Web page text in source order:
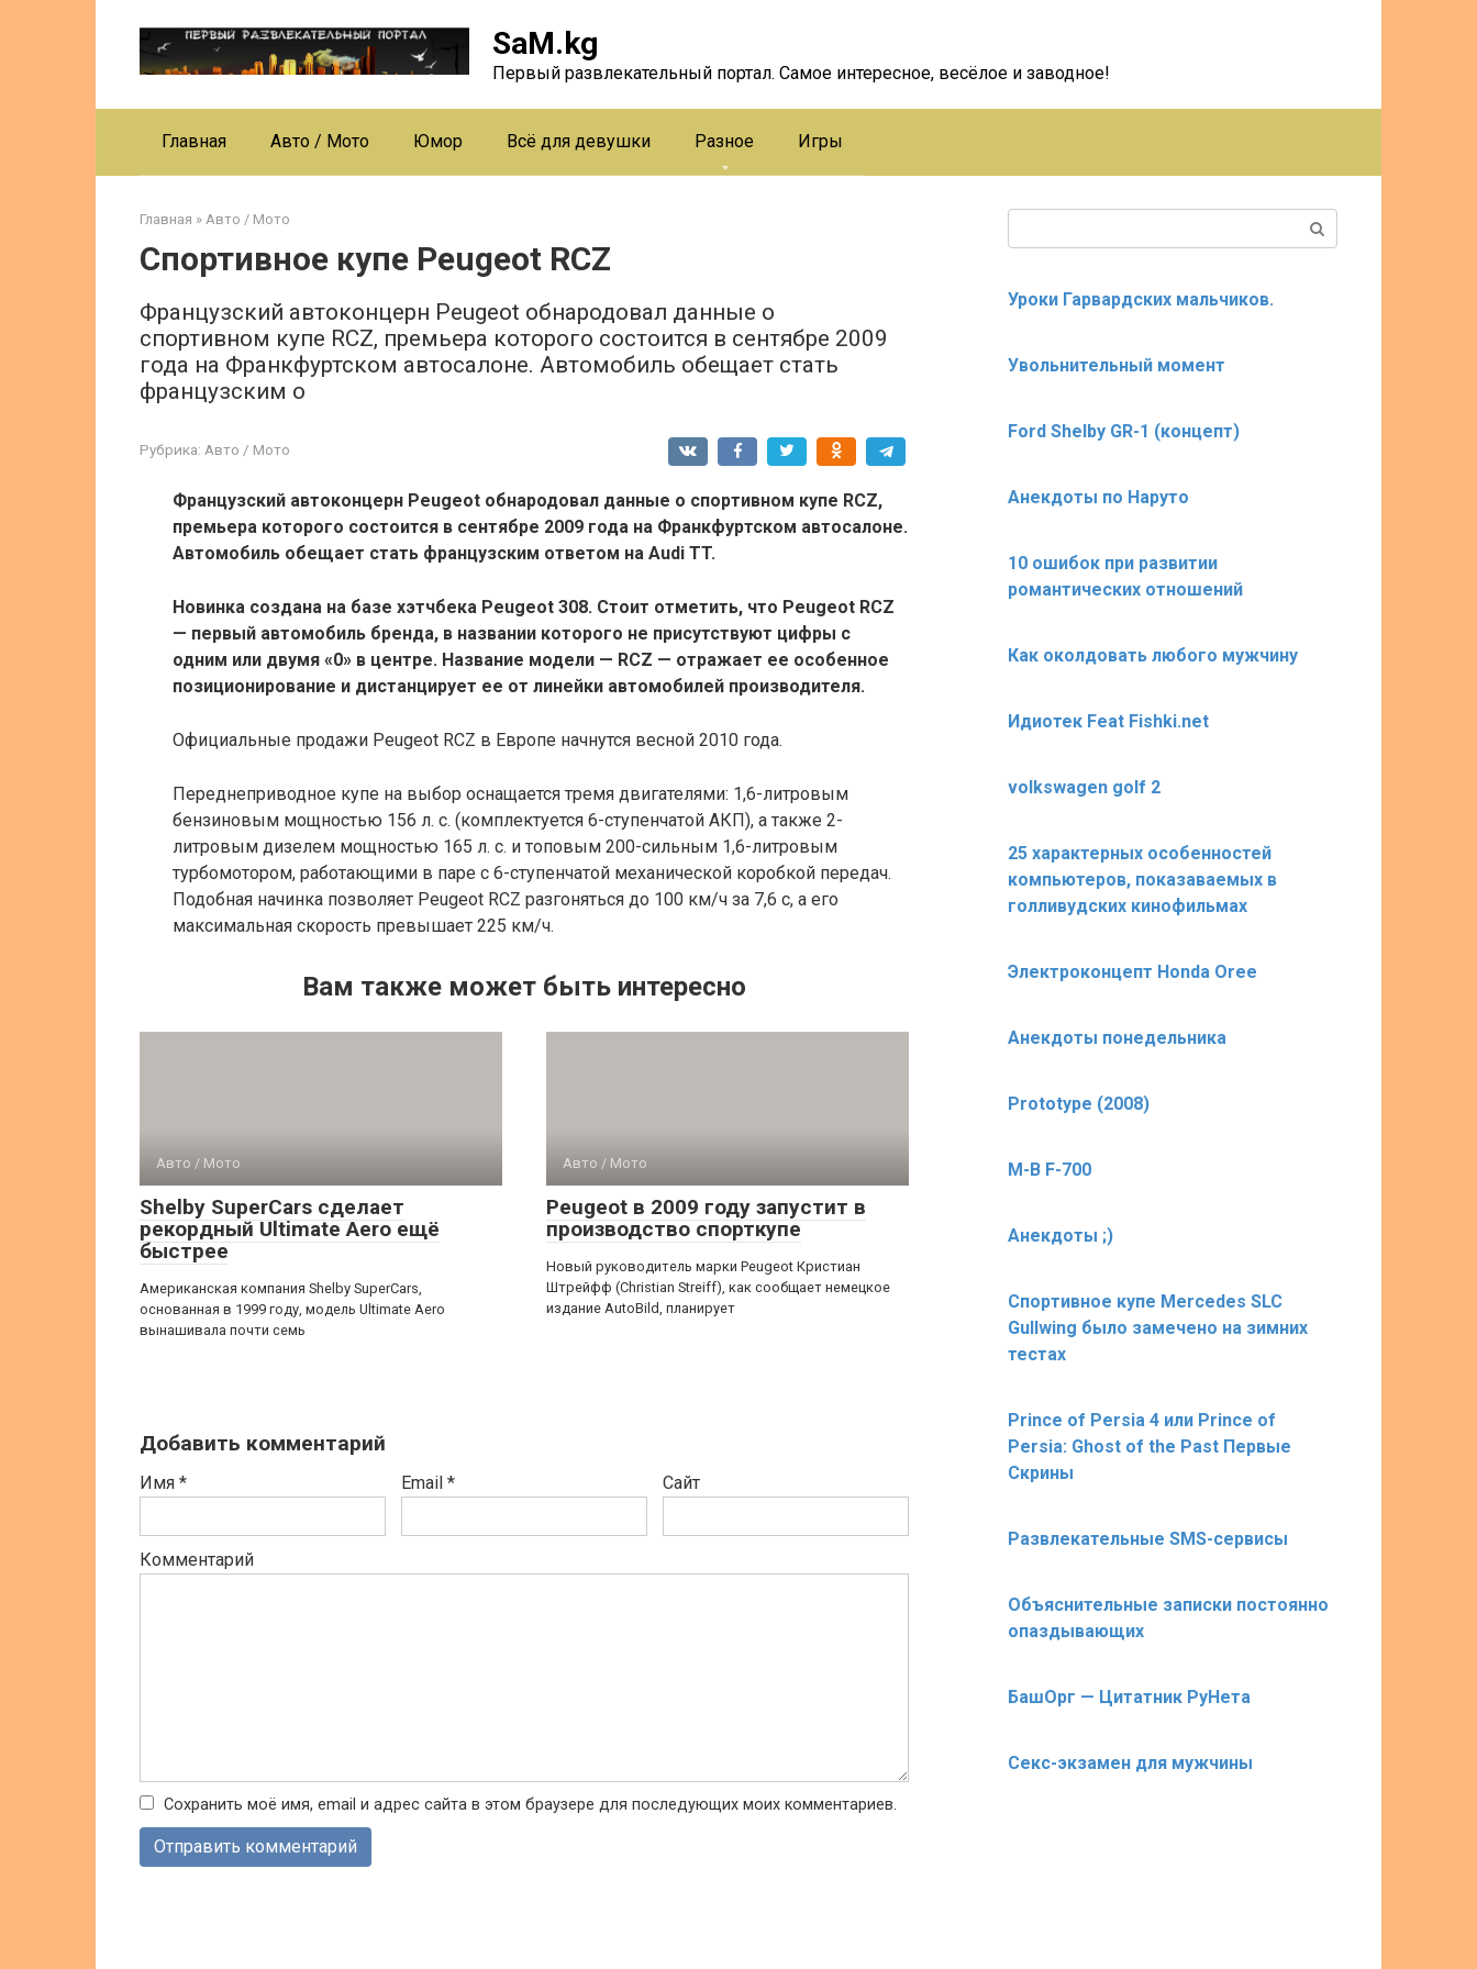
SaM.kg
Первый развлекательный портал. Самое интересное, весёлое и заводное!
Главная Авто / Мото Юмор Всё для девушки Разное Игры
Главная » Авто / Мото
Спортивное купе Peugeot RCZ
Французский автоконцерн Peugeot обнародовал данные о
спортивном купе RCZ, премьера которого состоится в сентябре 2009
года на Франкфуртском автосалоне. Автомобиль обещает стать
французским о
Рубрика: Авто / Мото
Французский автоконцерн Peugeot обнародовал данные о спортивном купе RCZ,
премьера которого состоится в сентябре 2009 года на Франкфуртском автосалоне.
Автомобиль обещает стать французским ответом на Audi TT.
Новинка создана на базе хэтчбека Peugeot 308. Стоит отметить, что Peugeot RCZ
— первый автомобиль бренда, в названии которого не присутствуют цифры с
одним или двумя «0» в центре. Название модели — RCZ — отражает ее особенное
позиционирование и дистанцирует ее от линейки автомобилей производителя.
Официальные продажи Peugeot RCZ в Европе начнутся весной 2010 года.
Переднеприводное купе на выбор оснащается тремя двигателями: 1,6-литровым
бензиновым мощностью 156 л. с. (комплектуется 6-ступенчатой АКП), а также 2-
литровым дизелем мощностью 165 л. с. и топовым 200-сильным 1,6-литровым
турбомотором, работающими в паре с 6-ступенчатой механической коробкой передач.
Подобная начинка позволяет Peugeot RCZ разгоняться до 100 км/ч за 7,6 с, а его
максимальная скорость превышает 225 км/ч.
Вам также может быть интересно
Авто / Мото
Shelby SuperCars сделает
рекордный Ultimate Aero ещё
быстрее
Американская компания Shelby SuperCars,
основанная в 1999 году, модель Ultimate Aero
вынашивала почти семь
Авто / Мото
Peugeot в 2009 году запустит в
производство спорткупе
Новый руководитель марки Peugeot Кристиан
Штрейфф (Christian Streiff), как сообщает немецкое
издание AutoBild, планирует
Добавить комментарий
Имя * Email * Сайт
Комментарий
Сохранить моё имя, email и адрес сайта в этом браузере для последующих моих комментариев.
Уроки Гарвардских мальчиков.
Увольнительный момент
Ford Shelby GR-1 (концепт)
Анекдоты по Наруто
10 ошибок при развитии
романтических отношений
Как околдовать любого мужчину
Идиотек Feat Fishki.net
volkswagen golf 2
25 характерных особенностей
компьютеров, показаваемых в
голливудских кинофильмах
Электроконцепт Honda Oree
Анекдоты понедельника
Prototype (2008)
M-B F-700
Анекдоты ;)
Спортивное купе Mercedes SLC
Gullwing было замечено на зимних
тестах
Prince of Persia 4 или Prince of
Persia: Ghost of the Past Первые
Скрины
Развлекательные SMS-сервисы
Объяснительные записки постоянно
опаздывающих
БашОрг — Цитатник РуНета
Секс-экзамен для мужчины